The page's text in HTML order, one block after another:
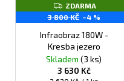
Z
D
A
R
M
A
ZDARMA
3 800 KČ –4 %
Infraobraz 180W -
Kresba jezero
Skladem (3 ks)
3 630 Kč